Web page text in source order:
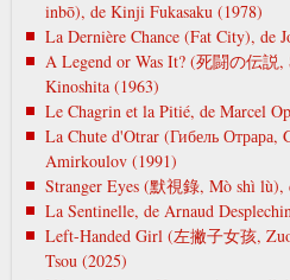
inbō), de Kinji Fukasaku (1978)
La Dernière Chance (Fat City), de
A Legend or Was It? (死闘の伝説,
Kinoshita (1963)
Le Chagrin et la Pitié, de Marcel
La Chute d'Otrar (Гибель Отрара,
Amirkoulov (1991)
Stranger Eyes (默視錄, Mò shì lù),
La Sentinelle, de Arnaud
Left-Handed Girl (左撇子女孩,
Tsou (2025)